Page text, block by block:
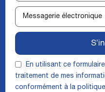
En utilisant ce
traitement de mes
conformément à la